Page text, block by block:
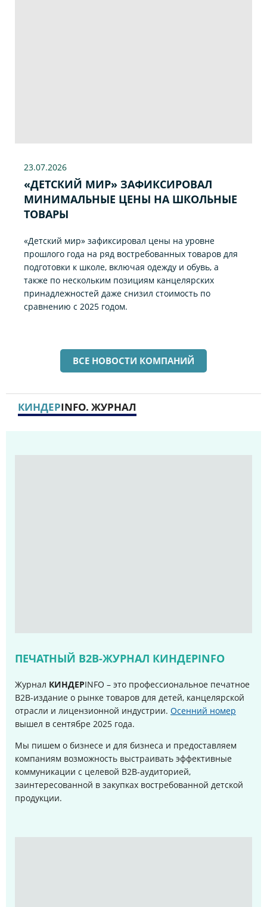
23.07.2026
«ДЕТСКИЙ МИР» ЗАФИКСИРОВАЛ
МИНИМАЛЬНЫЕ ЦЕНЫ НА ШКОЛЬНЫЕ
ТОВАРЫ
«Детский мир» зафиксировал цены на уровне
прошлого года на ряд востребованных товаров для
подготовки к школе, включая одежду и обувь, а
также по нескольким позициям канцелярских
принадлежностей даже снизил стоимость по
сравнению с 2025 годом.
ВСЕ НОВОСТИ КОМПАНИЙ
КИНДЕРINFO. ЖУРНАЛ
ПЕЧАТНЫЙ B2B-ЖУРНАЛ КИНДЕРINFO
Журнал КИНДЕРINFO – это профессиональное печатное
B2B-издание о рынке товаров для детей, канцелярской
отрасли и лицензионной индустрии. Осенний номер
вышел в сентябре 2025 года.
Мы пишем о бизнесе и для бизнеса и предоставляем
компаниям возможность выстраивать эффективные
коммуникации с целевой B2B-аудиторией,
заинтересованной в закупках востребованной детской
продукции.